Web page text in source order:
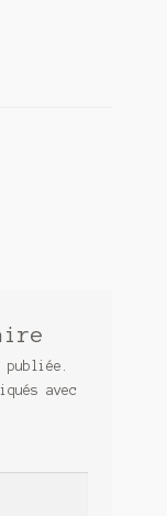
publiée.
avec